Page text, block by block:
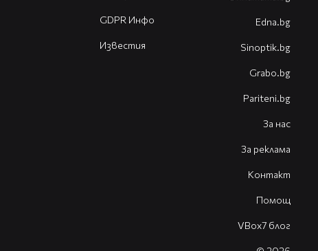
GDPR Инфо
Известия
Edna.bg
Sinoptik.bg
Grabo.bg
Pariteni.bg
За нас
За реклама
Контакт
Помощ
VBox7 блог